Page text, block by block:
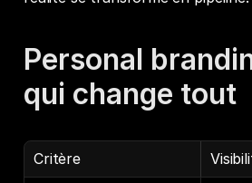
Personal
qui change tout
Critère